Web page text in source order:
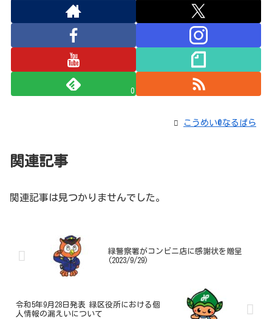
0
こうめい@なるぱら
関連記事
関連記事は見つかりませんでした。
緑警察署がコンビニ店に感謝状を贈呈
(2023/9/29)
令和5年9月28日発表 緑区役所における個
人情報の漏えいについて